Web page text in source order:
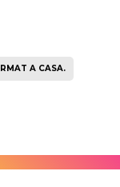
A CASA.